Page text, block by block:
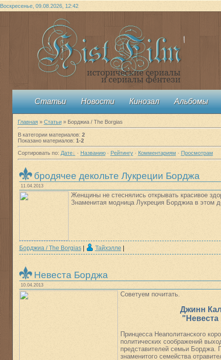
Воскресенье, 09.08.2026, 12:42
Статьи Новости Кинозал Альбомы
Главная» Статьи» Борджиа / The Borgias
В категории материалов: 2
Показано материалов: 1-2
Сортировать по: Дате · Названию· Рейтингу· Комментариям · Просмотрам
бродячее декольте Лукреции Борджа
11.04.2013
Женщины не стеснялись открывать красивое
Знаменитая модница Лукреция Борджиа в этом
Борджиа / The Borgias| Тайхэлле|
Невеста Борджа
10.04.2013
Советуем почитать.
Джинн
Принцесса Неаполитанского
политических соображений
представителей семьи Борджа.
знаменитого семейства